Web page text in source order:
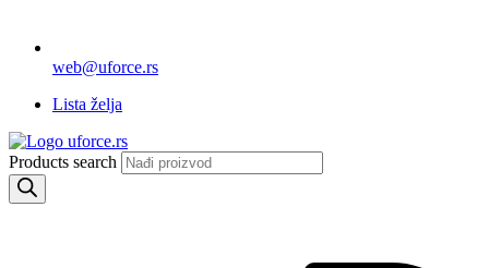
web@uforce.rs
Lista želja
Products search